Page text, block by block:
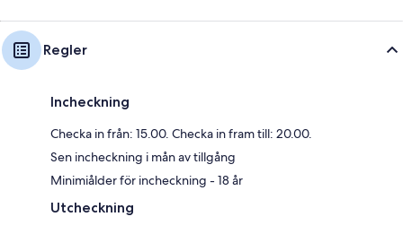
Regler
Incheckning
Checka in från: 15.00. Checka in fram till: 20.00.
Sen incheckning i mån av tillgång
Minimiålder för incheckning - 18 år
Utcheckning